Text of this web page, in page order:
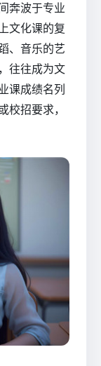
奔波于专业
文化课的复
、音乐的艺
往往成为文
课成绩名列
校招要求，